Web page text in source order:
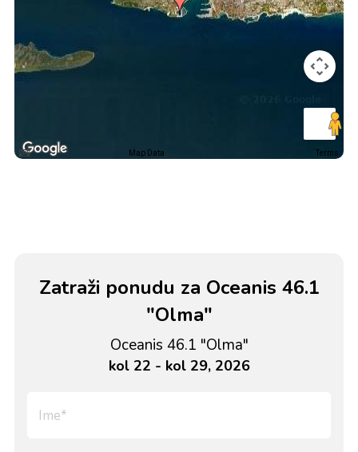
Map Data Terms
Zatraži ponudu za Oceanis 46.1
"Olma"
Oceanis 46.1 "Olma"
kol 22 - kol 29, 2026